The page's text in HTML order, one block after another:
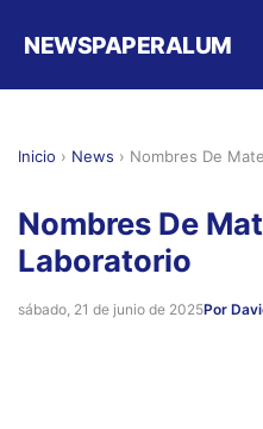
NEWSPAPERALUM
Inicio › News › Nombres De
Nombres De
Laboratorio
sábado, 21 de junio de 2025Por